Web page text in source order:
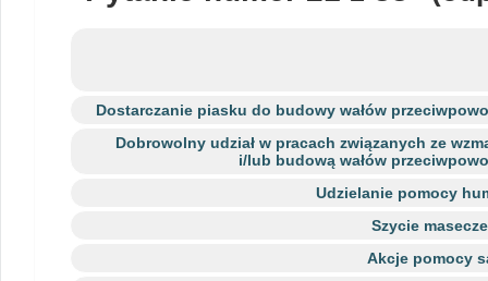
Dostarczanie piasku do budowy wałów
Dobrowolny udział w pracach związanych ze
i/lub budową wałów
Udzielanie pomocy
Szycie
Akcje pomocy